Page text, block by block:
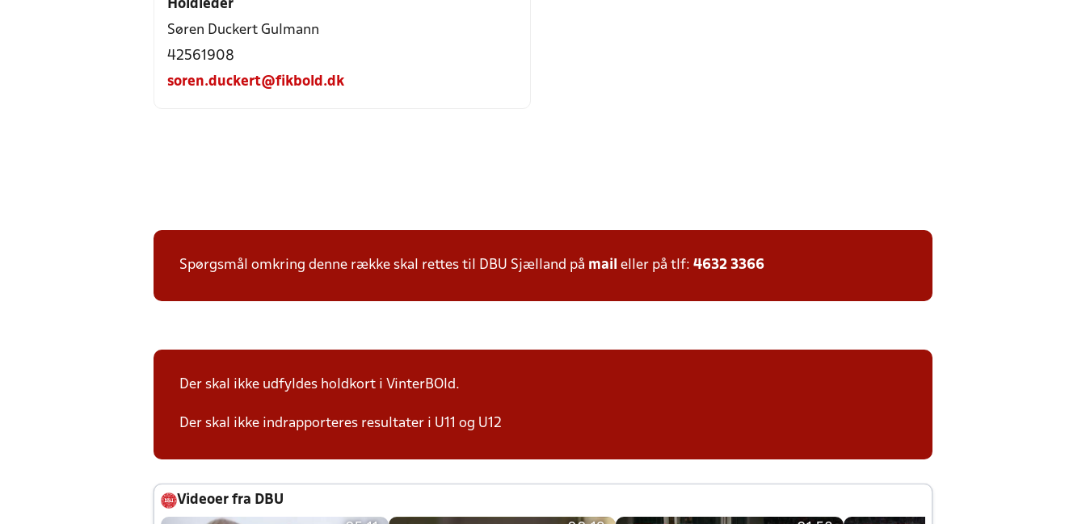
Holdleder
Søren Duckert Gulmann
42561908
soren.duckert@fikbold.dk
Spørgsmål omkring denne række skal rettes til DBU Sjælland på mail eller på tlf: 4632 3366
Der skal ikke udfyldes holdkort i VinterBOld.
Der skal ikke indrapporteres resultater i U11 og U12
Videoer fra DBU